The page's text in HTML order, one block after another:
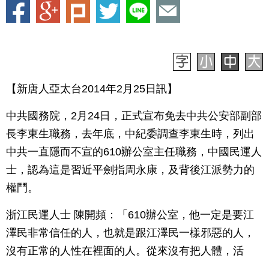
【新唐人亞太台2014年2月25日訊】
中共國務院，2月24日，正式宣布免去中共公安部副部
長李東生職務，去年底，中紀委調查李東生時，列出
中共一直隱而不宣的610辦公室主任職務，中國民運人
士，認為這是習近平劍指周永康，及背後江派勢力的
權鬥。
浙江民運人士 陳開頻：「610辦公室，他一定是要江
澤民非常信任的人，也就是跟江澤民一樣邪惡的人，
沒有正常的人性在裡面的人。從來沒有把人體，活